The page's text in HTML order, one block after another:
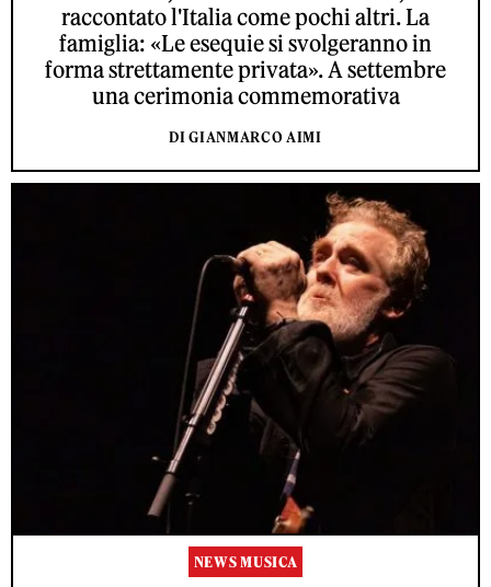
raccontato l'Italia come pochi altri. La
famiglia: «Le esequie si svolgeranno in
forma strettamente privata». A settembre
una cerimonia commemorativa
DI GIANMARCO AIMI
NEWS MUSICA